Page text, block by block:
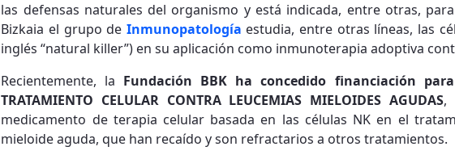
las defensas naturales del organismo y está indicada, entre otras,
Bizkaia el grupo de Inmunopatología estudia, entre otras líneas, las
inglés “natural killer”) en su aplicación como inmunoterapia adoptiva
Recientemente, la Fundación BBK ha concedido financiación
TRATAMIENTO CELULAR CONTRA LEUCEMIAS MIELOIDES AGUDAS,
medicamento de terapia celular basada en las células NK en el
mieloide aguda, que han recaído y son refractarios a otros tratamientos.